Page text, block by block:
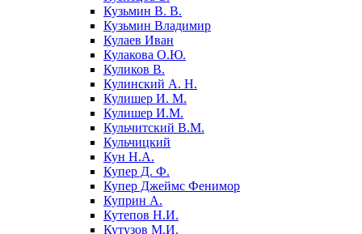
Кузьмин В. В.
Кузьмин Владимир
Кулаев Иван
Кулакова О.Ю.
Куликов В.
Кулинский А. Н.
Кулишер И. М.
Кулишер И.М.
Кульчитский В.М.
Кульчицкий
Кун Н.А.
Купер Д. Ф.
Купер Джеймс Фенимор
Куприн А.
Кутепов Н.И.
Кутузов М.И.